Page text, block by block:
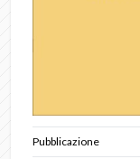
Pubblicazione